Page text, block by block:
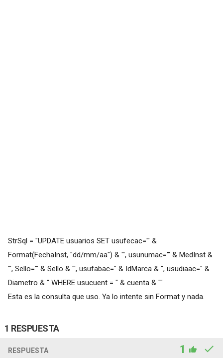
StrSql = "UPDATE usuarios SET usufecac='" &
Format(FechaInst, "dd/mm/aa") & "', usunumac='" & MedInst &
"', Sello='" & Sello & "', usufabac=" & IdMarca & ", usudiaac=" &
Diametro & " WHERE usucuent = " & cuenta & ""
Esta es la consulta que uso. Ya lo intente sin Format y nada.
1 RESPUESTA
RESPUESTA 1